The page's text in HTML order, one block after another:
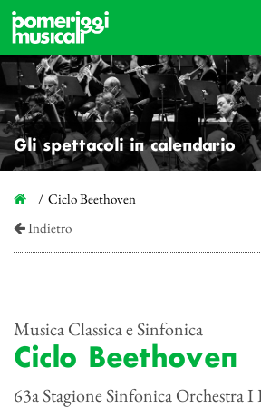
Gli spettacoli in calendario
Ciclo Beethoven
Indietro
Musica Classica e Sinfonica
Ciclo Beethoven
63a Stagione Sinfonica Orchestra